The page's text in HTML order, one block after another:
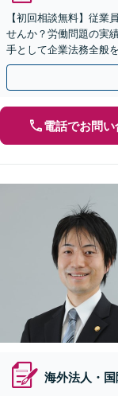
【初回相談無料】従業
せんか？労働問題の実
手として企業法務全般
【電話・WEB相談可】
電話でお問い
海外法人・